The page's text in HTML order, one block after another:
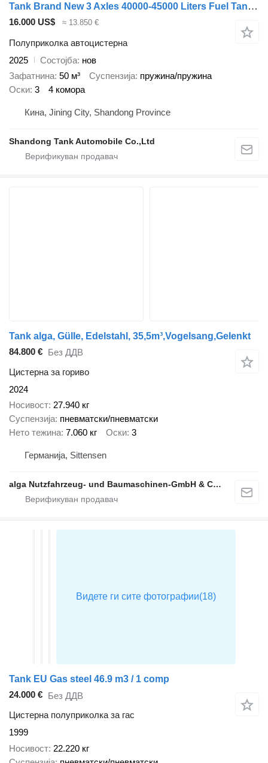
Tank Brand New 3 Axles 40000-45000 Liters Fuel Tanker Trailer
16.000 US$ ≈ 13.850 €
Полуприколка автоцистерна
2025
Состојба нов
Зафатнина 50 м³ Суспензија пружина/пружина
Оски 3 4 комора
Кина, Jining City, Shandong Province
Shandong Tank Automobile Co.,Ltd
Tank alga, Gülle, Edelstahl, 35,5m³,Vogelsang,Gelenkt
84.800 €
Без ДДВ
Цистерна за гориво
2024
Носивост 27.940 кг
Суспензија пневматски/пневматски
Нето тежина 7.060 кг Оски 3
Германија, Sittensen
alga Nutzfahrzeug- und Baumaschinen-GmbH & Co. KG
Tank EU Gas steel 46.9 m3 / 1 comp
24.000 € Без ДДВ
Цистерна полуприколка за гас
1999
Носивост 22.220 кг